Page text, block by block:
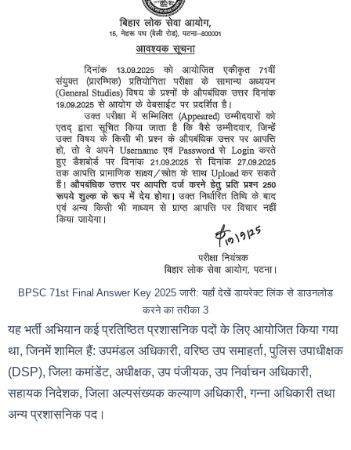
BPSC 71st Final Answer Key 2025 जारी: यहाँ देखें डायरेक्ट लिंक से डाउनलोड
करने का तरीका 3
यह भर्ती अभियान कई प्रतिष्ठित प्रशासनिक पदों के लिए आयोजित किया गया
था, जिनमें शामिल हैं: उपमंडल अधिकारी, वरिष्ठ उप समाहर्ता, पुलिस उपाधीक्षक
(DSP), जिला कमांडेंट, अधीक्षक, उप पंजीयक, उप निर्वाचन अधिकारी,
सहायक निदेशक, जिला अल्पसंख्यक कल्याण अधिकारी, गन्ना अधिकारी तथा
अन्य प्रशासनिक पद।